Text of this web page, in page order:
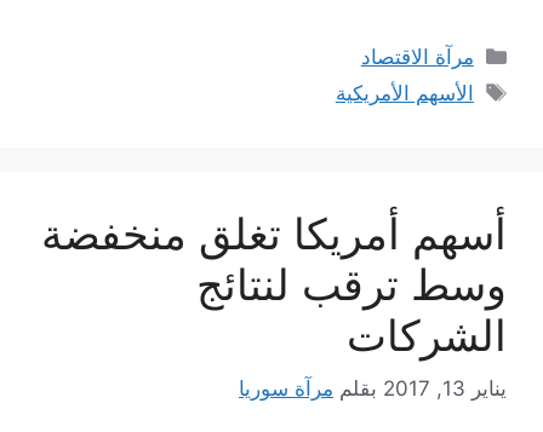
التصنيفات
مرآة الاقتصاد
الوسوم
الأسهم الأمريكية
أسهم أمريكا تغلق منخفضة
وسط ترقب لنتائج
الشركات
يناير 13, 2017 بقلم مرآة سوريا